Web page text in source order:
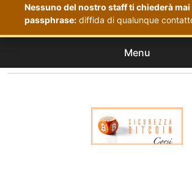
Nessuno del nostro staff ti chiederà mai
passphrase: diffida di qualunque
Menu